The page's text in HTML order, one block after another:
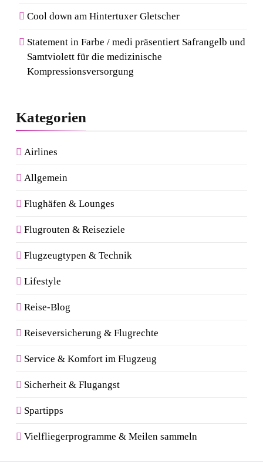
Cool down am Hintertuxer Gletscher
Statement in Farbe / medi präsentiert Safrangelb und
Samtviolett für die medizinische
Kompressionsversorgung
Kategorien
Airlines
Allgemein
Flughäfen & Lounges
Flugrouten & Reiseziele
Flugzeugtypen & Technik
Lifestyle
Reise-Blog
Reiseversicherung & Flugrechte
Service & Komfort im Flugzeug
Sicherheit & Flugangst
Spartipps
Vielfliegerprogramme & Meilen sammeln